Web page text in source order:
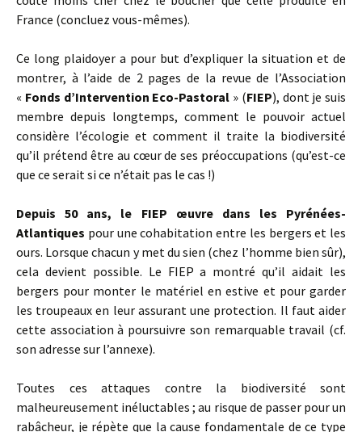
France (concluez vous-mêmes).
Ce long plaidoyer a pour but d’expliquer la situation et de
montrer, à l’aide de 2 pages de la revue de l’Association
« Fonds d’Intervention Eco-Pastoral » (FIEP), dont je suis
membre depuis longtemps, comment le pouvoir actuel
considère l’écologie et comment il traite la biodiversité
qu’il prétend être au cœur de ses préoccupations (qu’est-ce
que ce serait si ce n’était pas le cas !)
Depuis 50 ans, le FIEP œuvre dans les Pyrénées-
Atlantiques pour une cohabitation entre les bergers et les
ours. Lorsque chacun y met du sien (chez l’homme bien sûr),
cela devient possible. Le FIEP a montré qu’il aidait les
bergers pour monter le matériel en estive et pour garder
les troupeaux en leur assurant une protection. Il faut aider
cette association à poursuivre son remarquable travail (cf.
son adresse sur l’annexe).
Toutes ces attaques contre la biodiversité sont
malheureusement inéluctables ; au risque de passer pour un
rabâcheur, je répète que la cause fondamentale de ce type